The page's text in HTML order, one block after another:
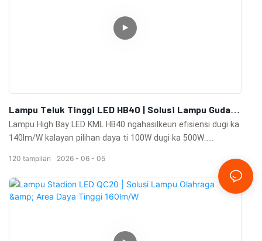
Lampu Teluk Tinggi LED HB40 | Solusi Lampu Gudang
& Pabrik 100W-500W
Lampu High Bay LED KML HB40 ngahasilkeun efisiensi dugi ka
140lm/W kalayan pilihan daya ti 100W dugi ka 500W.
gerak, sababaraha sudut pancaran, sareng umur 100.000 jam
pikeun gudang, pabrik, sareng fasilitas industri.
2026 06 05
120 tampilan